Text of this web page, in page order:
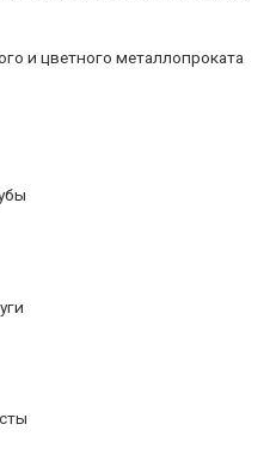
и цветного металлопроката